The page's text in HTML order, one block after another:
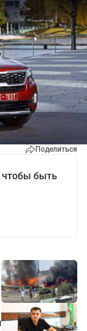
Поделиться
чтобы быть